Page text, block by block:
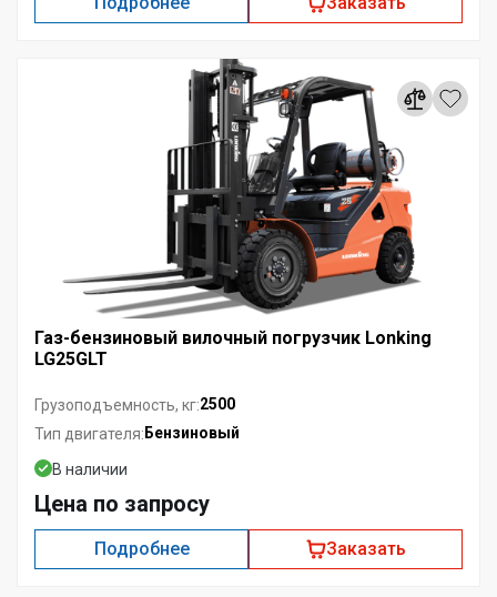
Газ-бензиновый вилочный погрузчик Lonking
LG25GLT
Грузоподъемность, кг:2500
Тип двигателя: Бензиновый
В наличии
Цена по запросу
Подробнее Заказать